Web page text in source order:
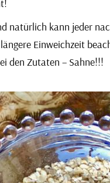
natürlich kann jeder
Einweichzeit
den Zutaten – Sahne!!!